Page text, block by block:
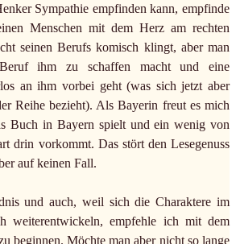
Sympathie empfinden kann, empfinde
Menschen mit dem Herz am rechten
seinen Berufs komisch klingt, aber man
ihm zu schaffen macht und eine
an ihm vorbei geht (was sich jetzt aber
Reihe bezieht). Als Bayerin freut es mich
Buch in Bayern spielt und ein wenig von
drin vorkommt. Das stört den Lesegenuss
auf keinen Fall.
und auch, weil sich die Charaktere im
weiterentwickeln, empfehle ich mit dem
beginnen. Möchte man aber nicht so lange